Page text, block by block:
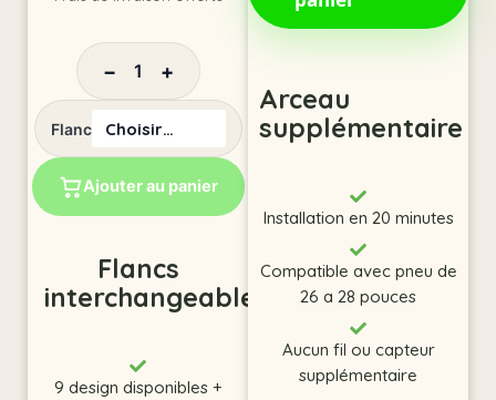
Flancs
interchangeables
9 design disponibles +
− 1 +
Flanc
Ajouter au panier
Arceau
supplémentaire
Installation en 20 minutes
Compatible avec pneu de
26 a 28 pouces
Aucun fil ou capteur
supplémentaire